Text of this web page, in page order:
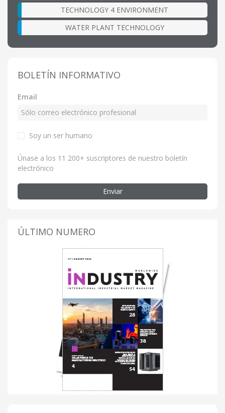
TECHNOLOGY 4 ENVIRONMENT
WATER PLANT TECHNOLOGY
BOLETÍN INFORMATIVO
Email
Soy un ser humano
Únase a los 11 200+ suscriptores de nuestro boletín
electrónico
Enviar
ÚLTIMO NUMERO